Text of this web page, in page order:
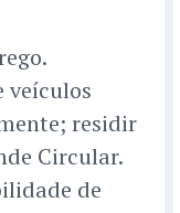
veículos
residir
Circular.
de